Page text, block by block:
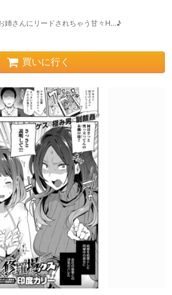
姉さんにリードされちゃう甘々H…♪
買いに行く